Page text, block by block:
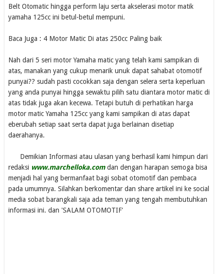
Belt Otomatic hingga perform laju serta akselerasi motor matik
yamaha 125cc ini betul-betul mempuni.
Baca Juga : 4 Motor Matic Di atas 250cc Paling baik
Nah dari 5 seri motor Yamaha matic yang telah kami sampikan di
atas, manakan yang cukup menarik unuk dapat sahabat otomotif
punyai?? sudah pasti cocokkan saja dengan selera serta keperluan
yang anda punyai hingga sewaktu pilih satu diantara motor matic di
atas tidak juga akan kecewa. Tetapi butuh di perhatikan harga
motor matic Yamaha 125cc yang kami sampikan di atas dapat
eberubah setiap saat serta dapat juga berlainan disetiap
daerahanya.
Demikian Informasi atau ulasan yang berhasil kami himpun dari
redaksi www.marchelloka.comdan dengan harapan semoga bisa
menjadi hal yang bermanfaat bagi sobat otomotif dan pembaca
pada umumnya. Silahkan berkomentar dan share artikel ini ke social
media sobat barangkali saja ada teman yang tengah membutuhkan
informasi ini. dan 'SALAM OTOMOTIF'